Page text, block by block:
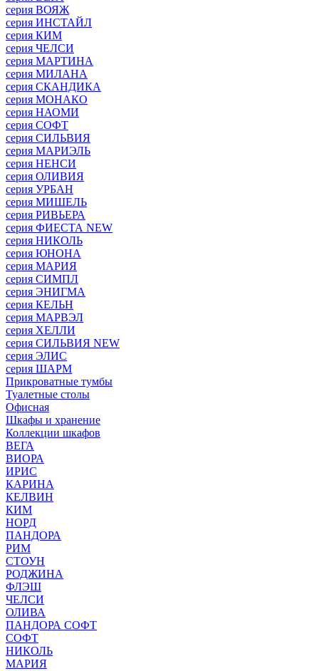
серия ВОЯЖ
серия ИНСТАЙЛ
серия КИМ
серия ЧЕЛСИ
серия МАРТИНА
серия МИЛАНА
серия СКАНДИКА
серия МОНАКО
серия НАОМИ
серия СОФТ
серия СИЛЬВИЯ
серия МАРИЭЛЬ
серия НЕНСИ
серия ОЛИВИЯ
серия УРБАН
серия МИШЕЛЬ
серия РИВЬЕРА
серия ФИЕСТА NEW
серия НИКОЛЬ
серия ЮНОНА
серия МАРИЯ
серия СИМПЛ
серия ЭНИГМА
серия КЕЛЬН
серия МАРВЭЛ
серия ХЕЛЛИ
серия СИЛЬВИЯ NEW
серия ЭЛИС
серия ШАРМ
Прикроватные тумбы
Туалетные столы
Офисная
Шкафы и хранение
Коллекции шкафов
ВЕГА
ВИОРА
ИРИС
КАРИНА
КЕЛВИН
КИМ
НОРД
ПАНДОРА
РИМ
СТОУН
РОДЖИНА
ФЛЭШ
ЧЕЛСИ
ОЛИВА
ПАНДОРА СОФТ
СОФТ
НИКОЛЬ
МАРИЯ